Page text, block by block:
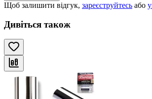
Щоб залишити відгук, зареєструйтесь або
Дивіться також